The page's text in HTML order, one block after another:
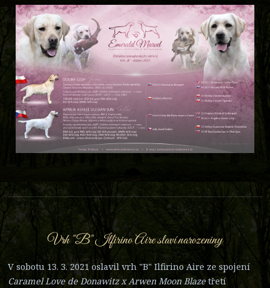
Vrh "B" Ilfirino Aire slaví narozeniny
V sobotu 13. 3. 2021 oslavil vrh "B" Ilfirino Aire ze spojení
Caramel Love de Donawitz x Arwen Moon Blazetřetí